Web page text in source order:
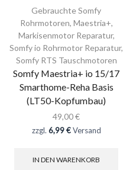
Gebrauchte Somfy
Rohrmotoren, Maestria+,
Markisenmotor Reparatur,
Somfy io Rohrmotor Reparatur,
Somfy RTS Tauschmotoren
Somfy Maestria+ io 15/17
Smarthome-Reha Basis
(LT50-Kopfumbau)
49,00€
zzgl. 6,99 €Versand
IN DEN WARENKORB